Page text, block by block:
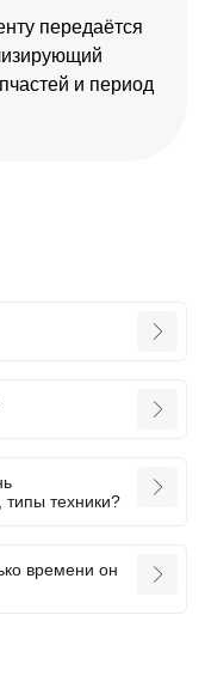
передаётся
и период
техники?
времени он